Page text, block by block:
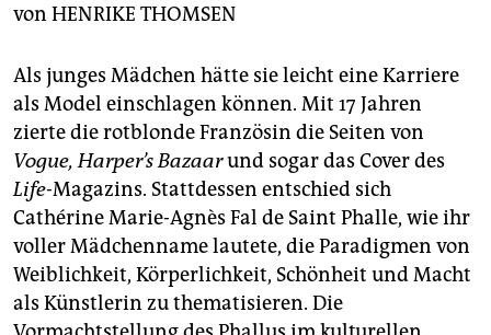
wahrheit
verlag
verlag
veranstaltungen
shop
fragen & hilfe
von HENRIKE THOMSEN
Als junges Mädchen hätte sie leicht eine Karriere
als Model einschlagen können. Mit 17 Jahren
zierte die rotblonde Französin die Seiten von
Vogue, Harper’s Bazaarund sogar das Cover des
Life-Magazins. Stattdessen entschied sich
Cathérine Marie-Agnès Fal de Saint Phalle, wie ihr
voller Mädchenname lautete, die Paradigmen von
Weiblichkeit, Körperlichkeit, Schönheit und Macht
als Künstlerin zu thematisieren. Die